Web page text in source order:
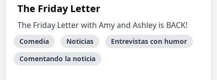
The Friday Letter
The Friday Letter with Amy and Ashley is BACK!
Comedia Noticias
Entrevistas con humor
Comentando la noticia